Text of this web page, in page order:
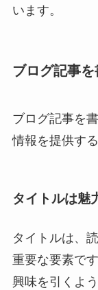
います。
ブログ記事
ブログ記事を
情報を提供す
タイトルは魅
タイトルは、
重要な要素で
興味を引くよ